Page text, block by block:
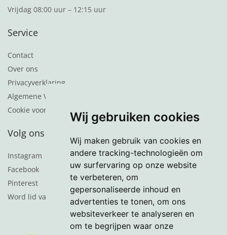
Wij gebruiken cookies
Wij maken gebruik van cookies en
andere tracking-technologieën om
uw surfervaring op onze website
te verbeteren, om
gepersonaliseerde inhoud en
advertenties te tonen, om ons
websiteverkeer te analyseren en
om te begrijpen waar onze
Vrijdag 08:00 uur – 12:15 uur
Service
Contact
Over ons
Privacyverklaring
Algemene Voorwaarden
Cookie voorkeuren
Volg ons
Instagram
Facebook
Pinterest
Word lid van de nieuwsbrief